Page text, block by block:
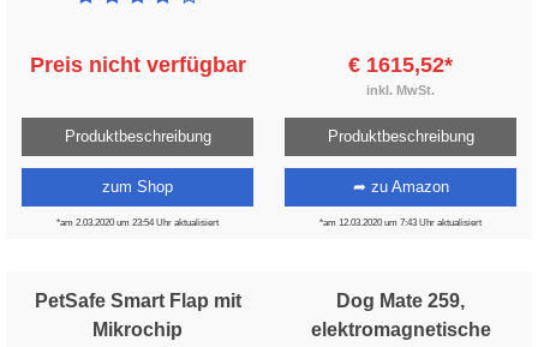
Preis nicht verfügbar
Produktbeschreibung
zum Shop
*am 2.03.2020 um 23:54 Uhr aktualisiert
€ 1615,52*
inkl. MwSt.
Produktbeschreibung
➦ zu Amazon
*am 12.03.2020 um 7:43 Uhr aktualisiert
PetSafe Smart Flap mit
Mikrochip
Dog Mate 259,
elektromagnetische